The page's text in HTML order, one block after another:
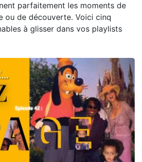
parfaitement les moments de
ou de découverte. Voici cinq
à glisser dans vos playlists